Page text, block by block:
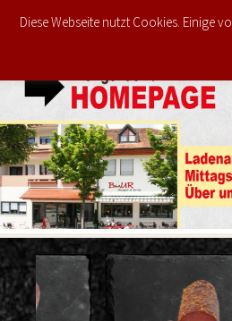
JETZT IM
Diese Webseite nutzt Cookies. Einige